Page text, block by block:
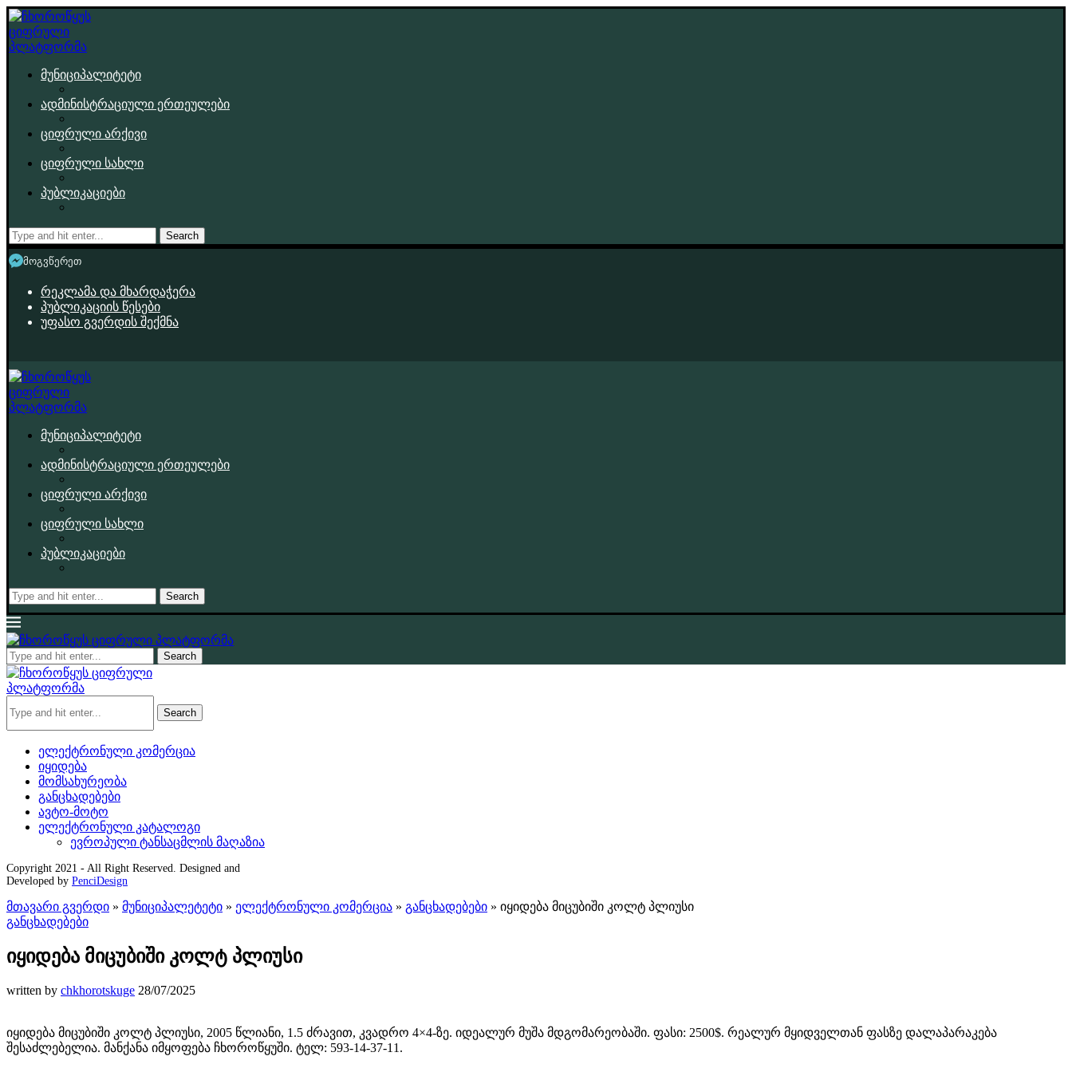
მუნიციპალიტეტი
ადმინისტრაციული ერთეულები
ციფრული არქივი
ციფრული სახლი
პუბლიკაციები
Search
მოგვწერეთ
რეკლამა და მხარდაჭერა
პუბლიკაციის წესები
უფასო გვერდის შექმნა
მუნიციპალიტეტი
ადმინისტრაციული ერთეულები
ციფრული არქივი
ციფრული სახლი
პუბლიკაციები
Search
Search
Search
ელექტრონული კომერცია
იყიდება
მომსახურეობა
განცხადებები
ავტო-მოტო
ელექტრონული კატალოგი
ევროპული ტანსაცმლის მაღაზია
Copyright 2021 - All Right Reserved. Designed and
Developed by PenciDesign
მთავარი გვერდი » მუნიციპალეტეტი » ელექტრონული კომერცია » განცხადებები » იყიდება მიცუბიში კოლტ პლიუსი
განცხადებები
იყიდება მიცუბიში კოლტ პლიუსი
written by chkhorotskuge 28/07/2025
იყიდება მიცუბიში კოლტ პლიუსი, 2005 წლიანი, 1.5 ძრავით, კვადრო 4×4-ზე. იდეალურ მუშა მდგომარეობაში. ფასი: 2500$. რეალურ მყიდველთან ფასზე დალაპარაკება
შესაძლებელია. მანქანა იმყოფება ჩხოროწყუში. ტელ: 593-14-37-11.